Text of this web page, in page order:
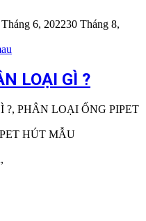
6, 202230 Tháng 8,
LOẠI GÌ ?
PHÂN LOẠI ỐNG PIPET
HÚT MẪU